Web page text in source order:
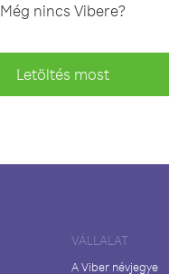
Még nincs Vibere?
Letöltés most
VÁLLALAT
A Viber névjegye